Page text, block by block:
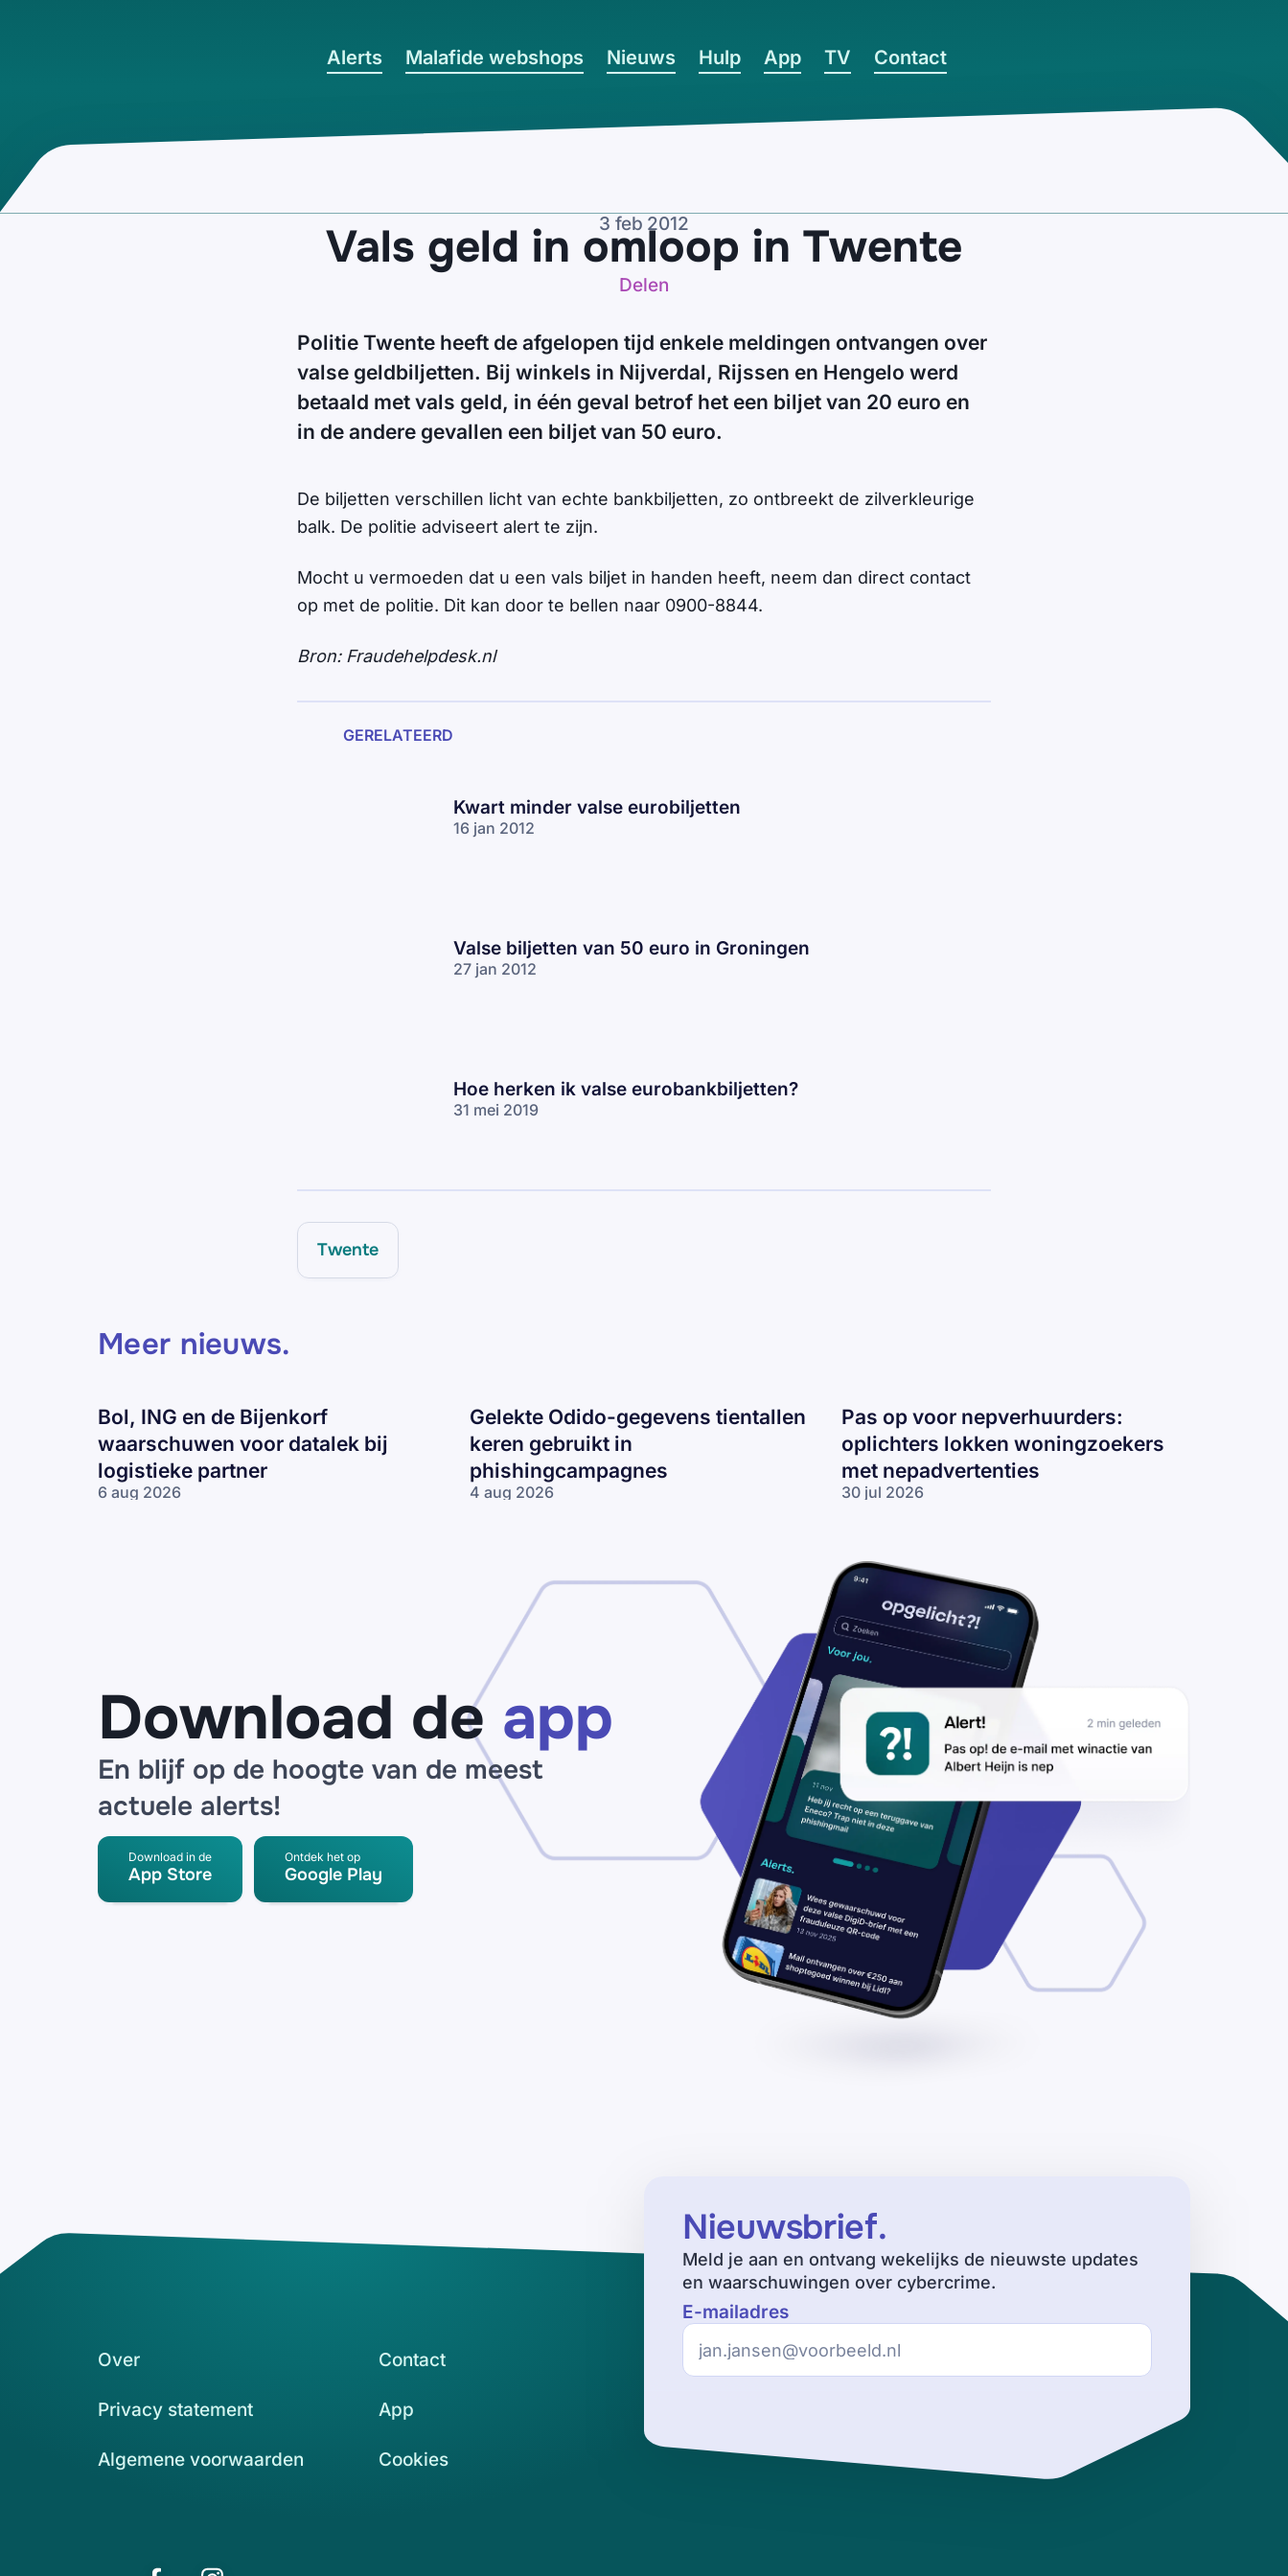
Alerts Malafide webshops Nieuws Hulp App TV Contact
3 feb 2012
Vals geld in omloop in Twente
Delen
Politie Twente heeft de afgelopen tijd enkele meldingen ontvangen over
valse geldbiljetten. Bij winkels in Nijverdal, Rijssen en Hengelo werd
betaald met vals geld, in één geval betrof het een biljet van 20 euro en
in de andere gevallen een biljet van 50 euro.
De biljetten verschillen licht van echte bankbiljetten, zo ontbreekt de zilverkleurige
balk. De politie adviseert alert te zijn.
Mocht u vermoeden dat u een vals biljet in handen heeft, neem dan direct contact
op met de politie. Dit kan door te bellen naar 0900-8844.
Bron: Fraudehelpdesk.nl
GERELATEERD
Kwart minder valse eurobiljetten
16 jan 2012
Valse biljetten van 50 euro in Groningen
27 jan 2012
Hoe herken ik valse eurobankbiljetten?
31 mei 2019
Twente
Meer nieuws.
Bol, ING en de Bijenkorf
waarschuwen voor datalek bij
logistieke partner
6 aug 2026
Gelekte Odido-gegevens tientallen
keren gebruikt in
phishingcampagnes
4 aug 2026
Pas op voor nepverhuurders:
oplichters lokken woningzoekers
met nepadvertenties
30 jul 2026
lokken
woningzoekers
nepadvertenties
Download de app
En blijf op de hoogte van de meest
actuele alerts!
Download in de
App Store
Ontdek het op
Google Play
Nieuwsbrief.
Meld je aan en ontvang wekelijks de nieuwste updates
en waarschuwingen over cybercrime.
E-mailadres
Over Contact
Privacy statement App
Algemene voorwaarden Cookies